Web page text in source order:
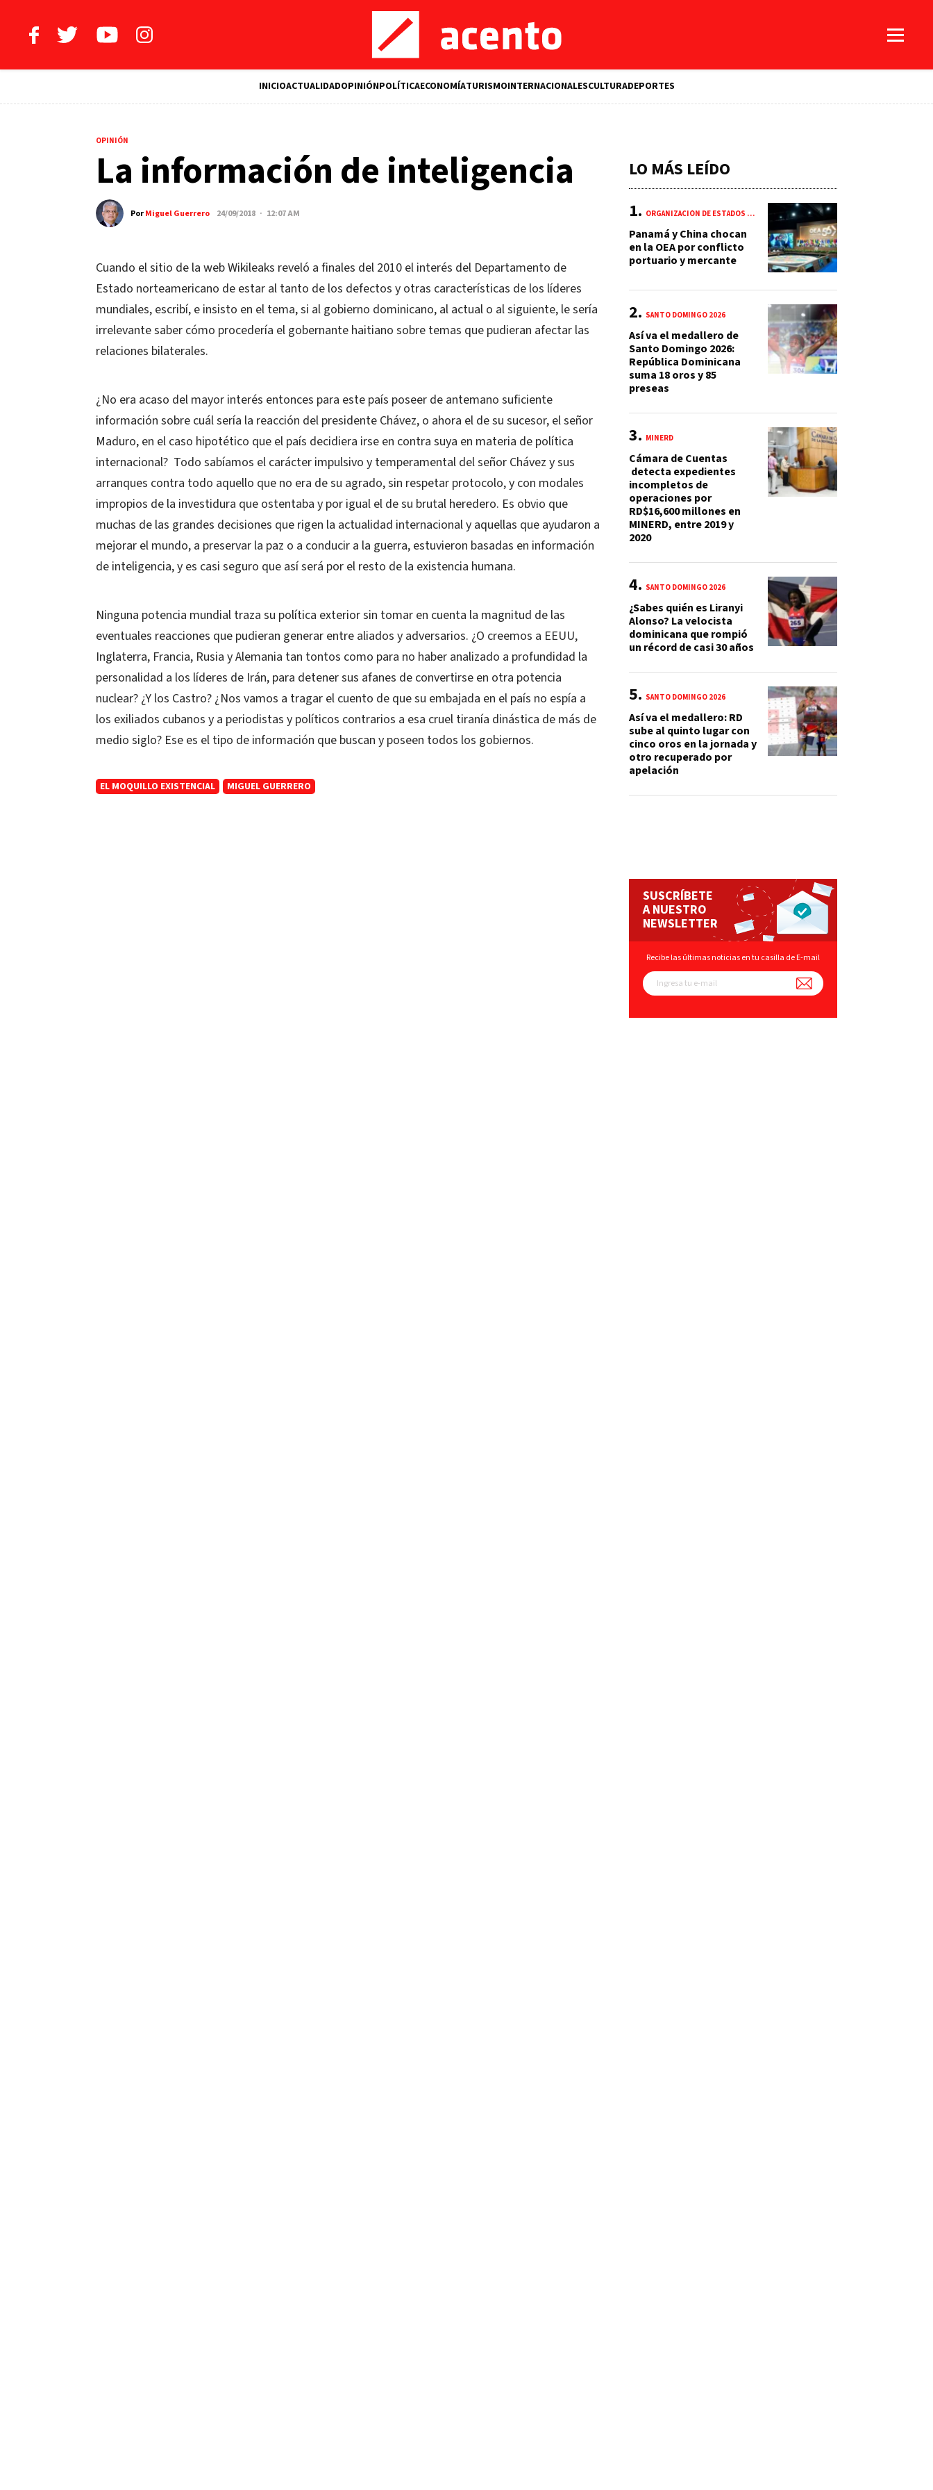
INICIOACTUALIDADOPINIÓNPOLÍTICAECONOMÍATURISMOINTERNACIONALESCULTURADEPORTES
OPINIÓN
La información de inteligencia
PorMiguel Guerrero 24/09/2018 · 12:07 AM
Cuando el sitio de la web Wikileaks reveló a finales del 2010 el interés del Departamento de
Estado norteamericano de estar al tanto de los defectos y otras características de los líderes
mundiales, escribí, e insisto en el tema, si al gobierno dominicano, al actual o al siguiente, le sería
irrelevante saber cómo procedería el gobernante haitiano sobre temas que pudieran afectar las
relaciones bilaterales.
¿No era acaso del mayor interés entonces para este país poseer de antemano suficiente
información sobre cuál sería la reacción del presidente Chávez, o ahora el de su sucesor, el señor
Maduro, en el caso hipotético que el país decidiera irse en contra suya en materia de política
internacional? Todo sabíamos el carácter impulsivo y temperamental del señor Chávez y sus
arranques contra todo aquello que no era de su agrado, sin respetar protocolo, y con modales
impropios de la investidura que ostentaba y por igual el de su brutal heredero. Es obvio que
muchas de las grandes decisiones que rigen la actualidad internacional y aquellas que ayudaron a
mejorar el mundo, a preservar la paz o a conducir a la guerra, estuvieron basadas en información
de inteligencia, y es casi seguro que así será por el resto de la existencia humana.
Ninguna potencia mundial traza su política exterior sin tomar en cuenta la magnitud de las
eventuales reacciones que pudieran generar entre aliados y adversarios. ¿O creemos a EEUU,
Inglaterra, Francia, Rusia y Alemania tan tontos como para no haber analizado a profundidad la
personalidad a los líderes de Irán, para detener sus afanes de convertirse en otra potencia
nuclear? ¿Y los Castro? ¿Nos vamos a tragar el cuento de que su embajada en el país no espía a
los exiliados cubanos y a periodistas y políticos contrarios a esa cruel tiranía dinástica de más de
medio siglo? Ese es el tipo de información que buscan y poseen todos los gobiernos.
EL MOQUILLO EXISTENCIAL MIGUEL GUERRERO
LO MÁS LEÍDO
ORGANIZACIÓN DE ESTADOS AMERICANOS (OEA)
Panamá y China chocan
en la OEA por conflicto
portuario y mercante
SANTO DOMINGO 2026
Así va el medallero de
Santo Domingo 2026:
República Dominicana
suma 18 oros y 85
preseas
MINERD
Cámara de Cuentas
detecta expedientes
incompletos de
operaciones por
RD$16,600 millones en
MINERD, entre 2019 y
2020
SANTO DOMINGO 2026
¿Sabes quién es Liranyi
Alonso? La velocista
dominicana que rompió
un récord de casi 30 años
SANTO DOMINGO 2026
Así va el medallero: RD
sube al quinto lugar con
cinco oros en la jornada y
otro recuperado por
apelación
SUSCRÍBETE
A NUESTRO
NEWSLETTER
Recibe las últimas noticias en tu casilla de E-mail